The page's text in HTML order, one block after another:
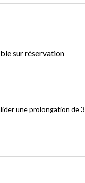
sur réservation
une prolongation de 3